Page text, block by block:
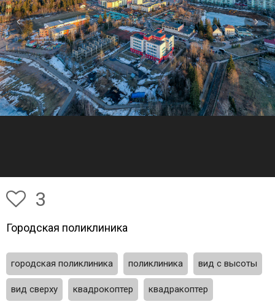
3
Городская поликлиника
городская поликлиника поликлиника вид с высоты
вид сверху квадрокоптер квадракоптер